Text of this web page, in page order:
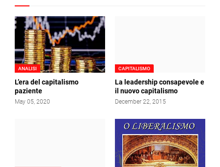
ANALISI
L’era del capitalismo
paziente
May 05, 2020
CAPITALISMO
La leadership consapevole e
il nuovo capitalismo
December 22, 2015